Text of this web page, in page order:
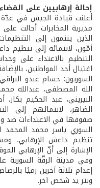
إحالة إرهابيين على القضاء
أعلنت قيادة الجيش في عدّة
مديرية المخابرات أحالت
الذين ينتمون إلى
أمّون، لانتمائه إلى تنظيم
التنظيم بالاعتداء على
اغتيال أحد المواطنين،
السوريون: حسام عبدو
الله المصطفى، عبدالله
البيريني، عبد الحكيم
الضاهر، لانتمائهم إلى
صفوفها في الاعتداءات
تنظيم داعش الإرهابي،
الإشارة إلى أنّ الإرهابي
وفي مدينة الرقّة السورية
إعدام ثلاثة آخرين رميًا
وبتر يد شخص آخر.